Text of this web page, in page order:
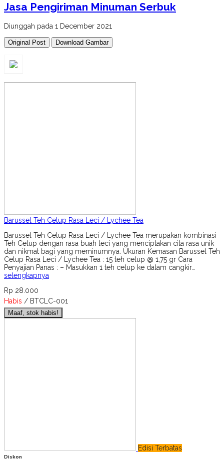
Jasa Pengiriman Minuman Serbuk
Diunggah pada 1 December 2021
Original Post Download Gambar
Barussel Teh Celup Rasa Leci / Lychee Tea
Barussel Teh Celup Rasa Leci / Lychee Tea merupakan kombinasi
Teh Celup dengan rasa buah leci yang menciptakan cita rasa unik
dan nikmat bagi yang meminumnya. Ukuran Kemasan Barussel Teh
Celup Rasa Leci / Lychee Tea : 15 teh celup @ 1,75 gr Cara
Penyajian Panas : – Masukkan 1 teh celup ke dalam cangkir…
selengkapnya
Rp 28.000
Habis / BTCLC-001
Maaf, stok habis!
Edisi Terbatas
Diskon